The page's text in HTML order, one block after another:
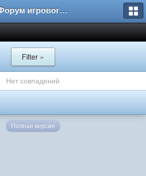
Форум игрового проекта Riverrise
Filter »
Нет совпадений
Полная версия